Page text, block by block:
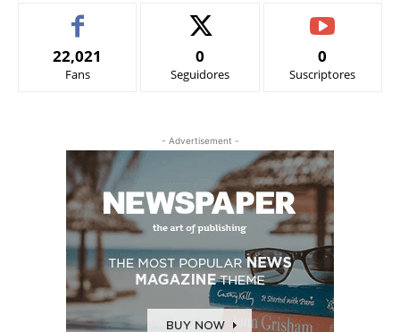
22,021
Fans
0
Seguidores
0
Suscriptores
- Advertisement -